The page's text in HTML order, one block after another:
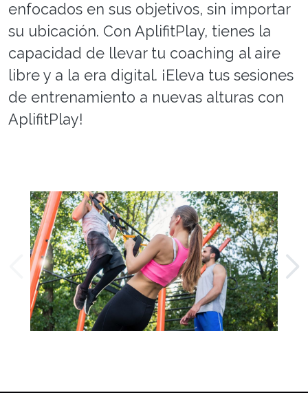
enfocados en sus objetivos, sin importar
su ubicación. Con AplifitPlay, tienes la
capacidad de llevar tu coaching al aire
libre y a la era digital. ¡Eleva tus sesiones
de entrenamiento a nuevas alturas con
AplifitPlay!